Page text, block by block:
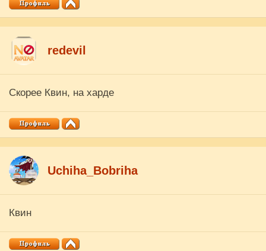
redevil
Скорее Квин, на харде
Uchiha_Bobriha
Квин